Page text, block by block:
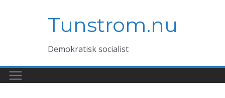
Tunstrom.nu
Demokratisk socialist